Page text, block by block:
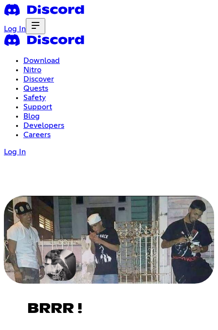
Log In
Download
Nitro
Discover
Quests
Safety
Support
Blog
Developers
Careers
Log In
BRRR !